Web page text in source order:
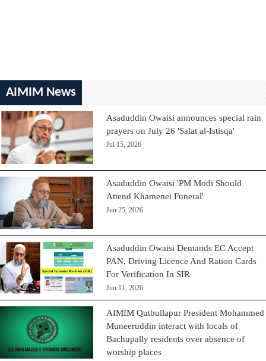
AIMIM News
Asaduddin Owaisi announces special rain
prayers on July 26 'Salat al-Istisqa'
Jul 15, 2026
Asaduddin Owaisi 'PM Modi Should
Attend Khamenei Funeral'
Jun 25, 2026
Asaduddin Owaisi Demands EC Accept
PAN, Driving Licence And Ration Cards
For Verification In SIR
Jun 11, 2026
AIMIM Qutbullapur President Mohammed
Muneeruddin interact with locals of
Bachupally residents over absence of
worship places